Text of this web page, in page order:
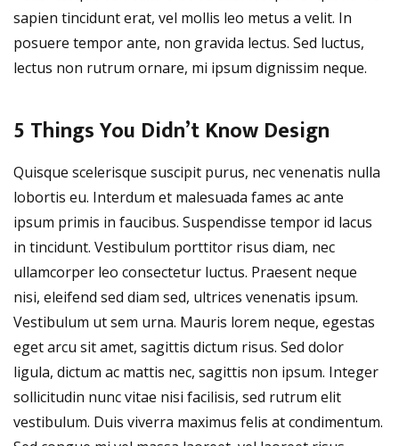
sapien tincidunt erat, vel mollis leo metus a velit. In
posuere tempor ante, non gravida lectus. Sed luctus,
lectus non rutrum ornare, mi ipsum dignissim neque.
5 Things You Didn’t Know Design
Quisque scelerisque suscipit purus, nec venenatis nulla
lobortis eu. Interdum et malesuada fames ac ante
ipsum primis in faucibus. Suspendisse tempor id lacus
in tincidunt. Vestibulum porttitor risus diam, nec
ullamcorper leo consectetur luctus. Praesent neque
nisi, eleifend sed diam sed, ultrices venenatis ipsum.
Vestibulum ut sem urna. Mauris lorem neque, egestas
eget arcu sit amet, sagittis dictum risus. Sed dolor
ligula, dictum ac mattis nec, sagittis non ipsum. Integer
sollicitudin nunc vitae nisi facilisis, sed rutrum elit
vestibulum. Duis viverra maximus felis at condimentum.